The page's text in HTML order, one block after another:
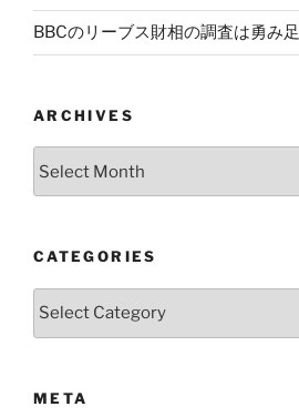
BBCのリーブス財相の調査は勇み足
ARCHIVES
CATEGORIES
Categories
META